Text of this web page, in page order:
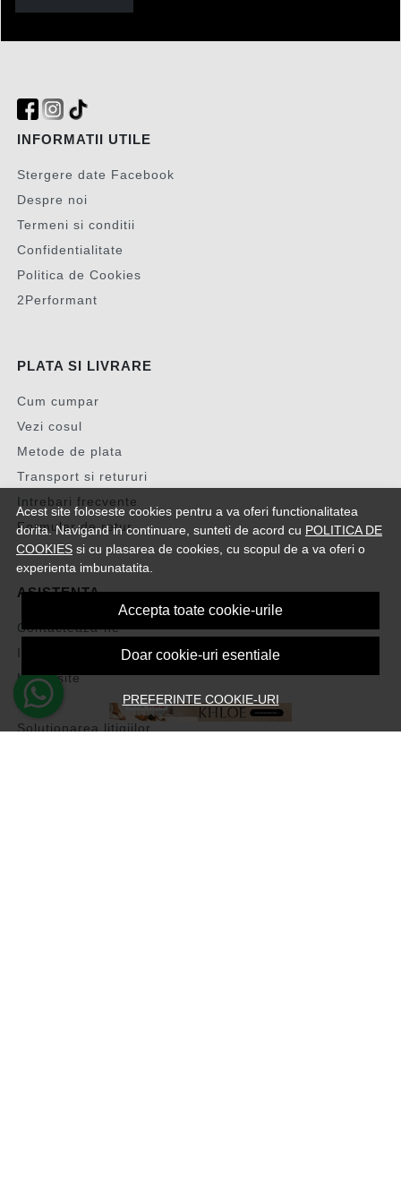
Acest site foloseste cookies pentru a va oferi functionalitatea
dorita. Navigand in continuare, sunteti de acord cu POLITICA DE
COOKIES si cu plasarea de cookies, cu scopul de a va oferi o
experienta imbunatatita.
Accepta toate cookie-urile
Doar cookie-uri esentiale
PREFERINTE COOKIE-URI
INFORMATII UTILE
Stergere date Facebook
Despre noi
Termeni si conditii
Confidentialitate
Politica de Cookies
2Performant
PLATA SI LIVRARE
Cum cumpar
Vezi cosul
Metode de plata
Transport si retururi
Intrebari frecvente
Formular de retur
ASISTENTA
Contacteaza-ne
Intrebari frecvente
Harta site
ANPC
Solutionarea litigiilor